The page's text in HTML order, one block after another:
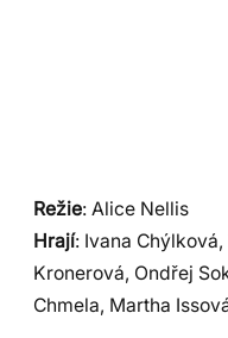
Režie: Alice Nellis
Hrají: Ivana
Kronerová, Ondřej
Chmela, Martha